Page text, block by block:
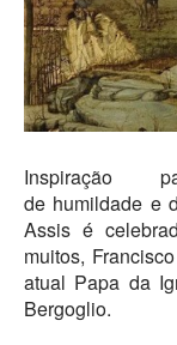
Inspiração
de humildade e
Assis é
muitos,
atual Papa da
Bergoglio.